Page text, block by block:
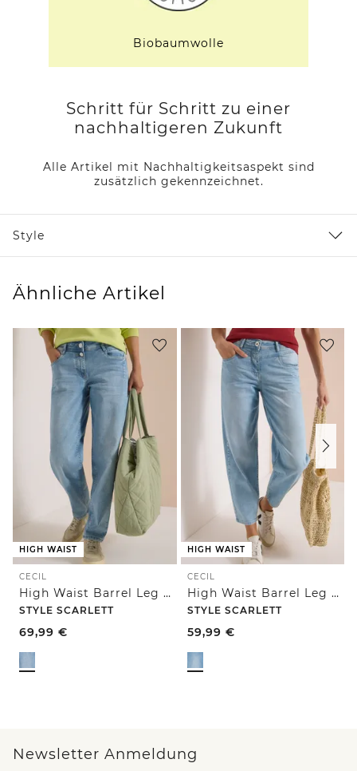
Biobaumwolle
Schritt für Schritt zu einer
nachhaltigeren Zukunft
Alle Artikel mit Nachhaltigkeitsaspekt sind
zusätzlich gekennzeichnet.
Style
Ähnliche Artikel
HIGH WAIST
CECIL
High Waist Barrel Leg Jeans im Loose Fit
STYLE SCARLETT
69,99 €
HIGH WAIST
CECIL
High Waist Barrel Leg Jeans im Loose Fit
STYLE SCARLETT
59,99 €
Newsletter Anmeldung